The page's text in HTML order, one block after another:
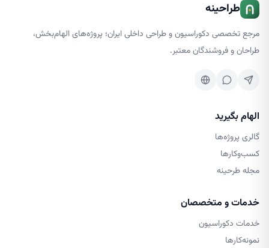
طراحینه
مرجع تخصصی دکوراسیون و طراحی داخلی ایران؛ پروژه‌های الهام‌بخش،
طراحان و فروشندگان معتبر.
الهام بگیرید
گالری پروژه‌ها
کسب‌وکارها
مجله طرحینه
خدمات و متخصصان
خدمات دکوراسیون
نمونه‌کارها